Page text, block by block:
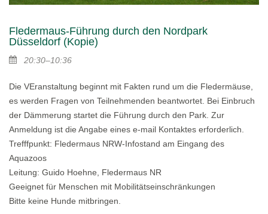
Fledermaus-Führung durch den Nordpark
Düsseldorf (Kopie)
20:30–10:36
Die VEranstaltung beginnt mit Fakten rund um die Fledermäuse,
es werden Fragen von Teilnehmenden beantwortet. Bei Einbruch
der Dämmerung startet die Führung durch den Park. Zur
Anmeldung ist die Angabe eines e-mail Kontaktes erforderlich.
Trefffpunkt: Fledermaus NRW-Infostand am Eingang des
Aquazoos
Leitung: Guido Hoehne, Fledermaus NR
Geeignet für Menschen mit Mobilitätseinschränkungen
Bitte keine Hunde mitbringen.